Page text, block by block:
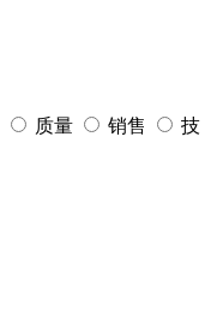
质量 销售
技